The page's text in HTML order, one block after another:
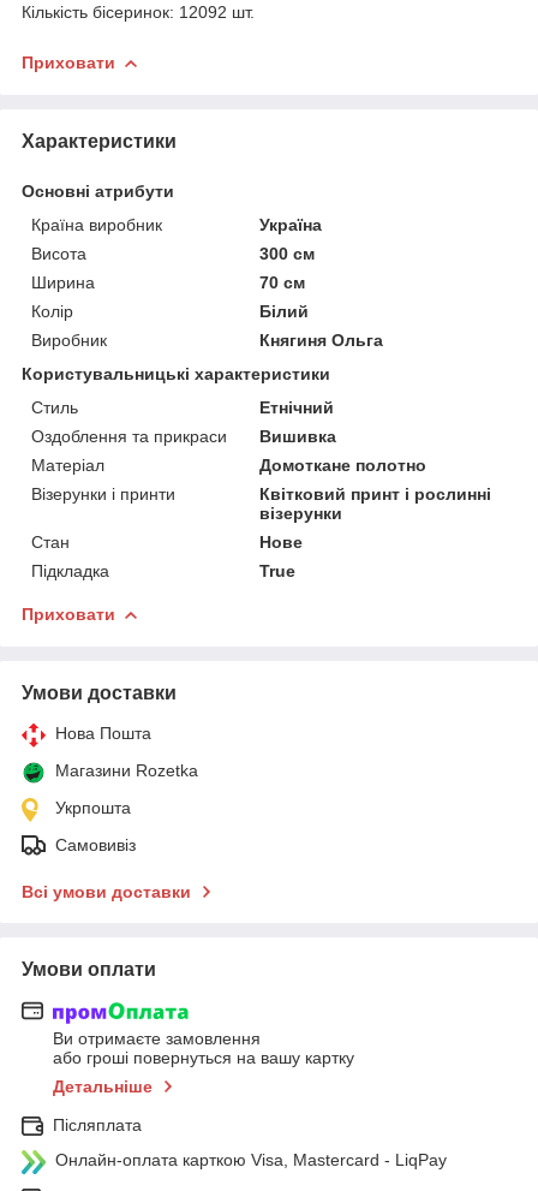
Кількість бісеринок: 12092 шт.
Приховати
Характеристики
Основні атрибути
Країна виробник
Україна
Висота
300 см
Ширина
70 см
Колір
Білий
Виробник
Княгиня Ольга
Користувальницькі характеристики
Стиль
Етнічний
Оздоблення та прикраси
Вишивка
Матеріал
Домоткане полотно
Візерунки і принти
Квітковий принт і рослинні
візерунки
Стан
Нове
Підкладка
True
Приховати
Умови доставки
Нова Пошта
Магазини Rozetka
Укрпошта
Самовивіз
Всі умови доставки
Умови оплати
Ви отримаєте замовлення
або гроші повернуться на вашу картку
Детальніше
Післяплата
Онлайн-оплата карткою Visa, Mastercard - LiqPay